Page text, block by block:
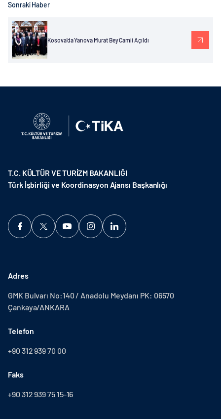
Sonraki Haber
Kosova'da Yanova Murat Bey Camii Açıldı
T.C. KÜLTÜR VE TURİZM BAKANLIĞI
Türk İşbirliği ve Koordinasyon Ajansı Başkanlığı
Adres
GMK Bulvarı No:140 / Anadolu Meydanı PK: 06570
Çankaya/ANKARA
Telefon
+90 312 939 70 00
Faks
+90 312 939 75 15-16